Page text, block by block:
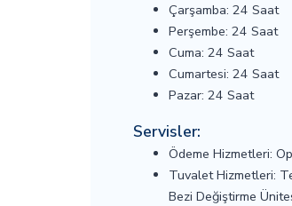
Çarşamba: 24 Saat
Perşembe: 24 Saat
Cuma: 24 Saat
Cumartesi: 24 Saat
Pazar: 24 Saat
Servisler:
Ödeme Hizmetleri:
Tuvalet Hizmetleri:
Bezi Değiştirme